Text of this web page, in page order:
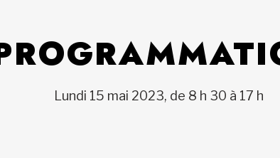
Lundi 15 mai 2023, de 8 h 30 à 17 h